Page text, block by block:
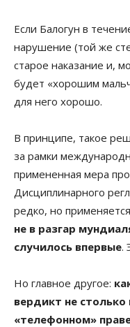
Если Балогун в
нарушение (той же
старое наказание и,
будет «хорошим
для него хорошо.
В принципе, такое
за рамки
примененная мера
Дисциплинарного
редко, но
не в разгар
случилось впервые.
Но главное другое:
вердикт не
«телефонном»